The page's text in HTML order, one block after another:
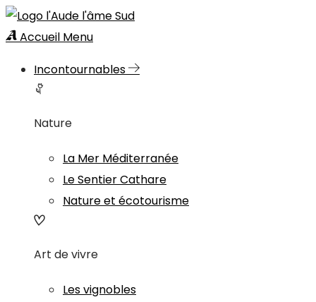
Accueil Menu
Incontournables
Nature
La Mer Méditerranée
Le Sentier Cathare
Nature et écotourisme
Art de vivre
Les vignobles